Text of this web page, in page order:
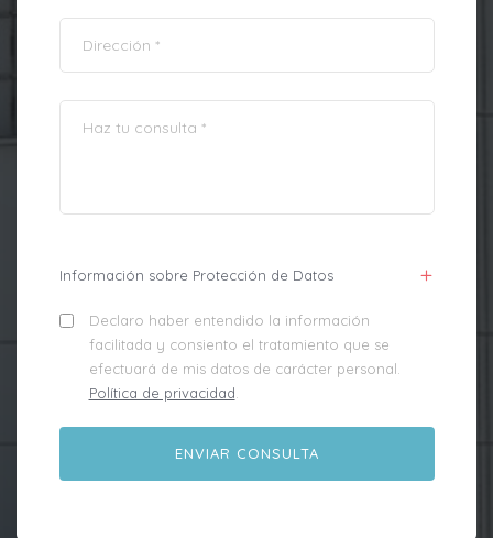
Información sobre Protección de Datos
Declaro haber entendido la información
facilitada y consiento el tratamiento que se
efectuará de mis datos de carácter personal.
Política de privacidad.